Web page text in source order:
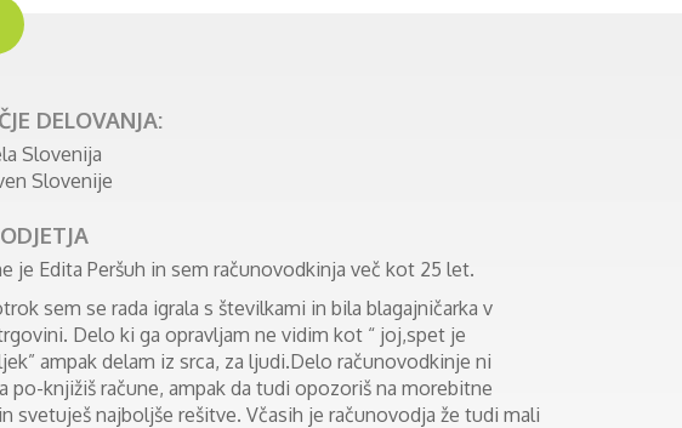
DELOVANJA:
Slovenija
Slovenije
je Edita Peršuh in sem računovodkinja več kot 25 let.
sem se rada igrala s številkami in bila blagajničarka v
Delo ki ga opravljam ne vidim kot “ joj,spet je
ampak delam iz srca, za ljudi.Delo računovodkinje ni
po-knjižiš račune, ampak da tudi opozoriš na morebitne
svetuješ najboljše rešitve. Včasih je računovodja že tudi mali